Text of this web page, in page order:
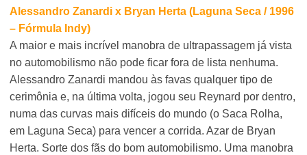
Alessandro Zanardi x Bryan Herta (Laguna Seca / 1996
– Fórmula Indy)
A maior e mais incrível manobra de ultrapassagem já vista
no automobilismo não pode ficar fora de lista nenhuma.
Alessandro Zanardi mandou às favas qualquer tipo de
cerimônia e, na última volta, jogou seu Reynard por dentro,
numa das curvas mais difíceis do mundo (o Saca Rolha,
em Laguna Seca) para vencer a corrida. Azar de Bryan
Herta. Sorte dos fãs do bom automobilismo. Uma manobra